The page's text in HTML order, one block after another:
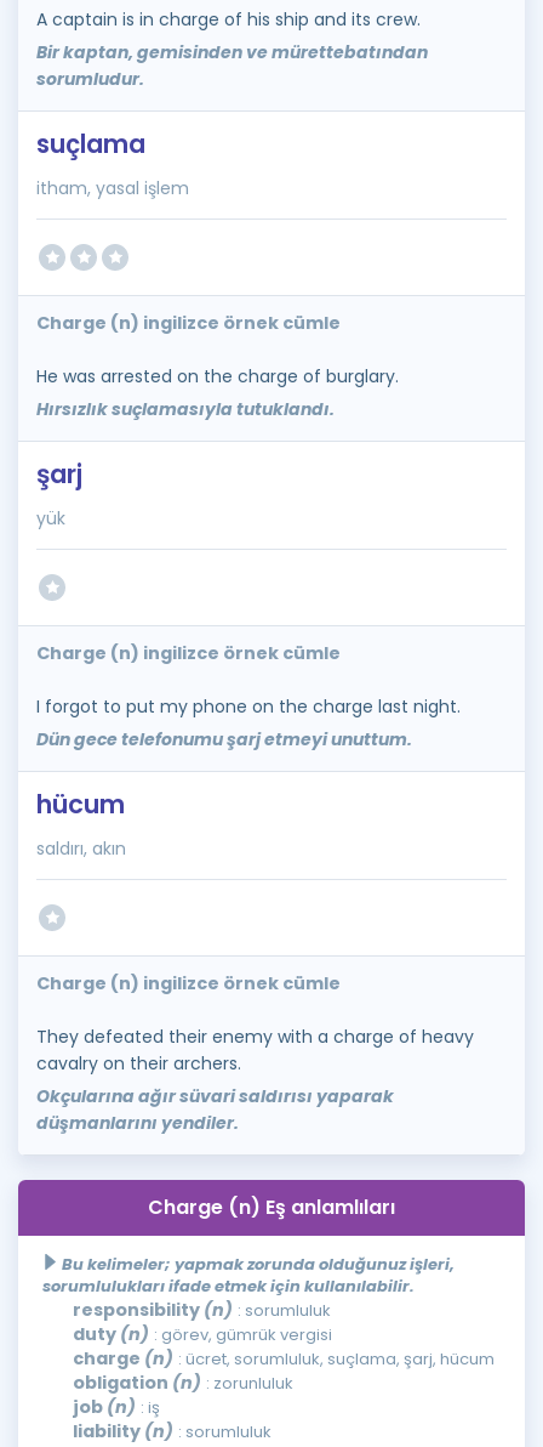
A captain is in charge of his ship and its crew.
Bir kaptan, gemisinden ve mürettebatından
sorumludur.
suçlama
itham, yasal işlem
Charge (n) ingilizce örnek cümle
He was arrested on the charge of burglary.
Hırsızlık suçlamasıyla tutuklandı.
şarj
yük
Charge (n) ingilizce örnek cümle
I forgot to put my phone on the charge last night.
Dün gece telefonumu şarj etmeyi unuttum.
hücum
saldırı, akın
Charge (n) ingilizce örnek cümle
They defeated their enemy with a charge of heavy
cavalry on their archers.
Okçularına ağır süvari saldırısı yaparak
düşmanlarını yendiler.
Charge (n) Eş anlamlıları
Bu kelimeler; yapmak zorunda olduğunuz işleri,
sorumlulukları ifade etmek için kullanılabilir.
responsibility (n) : sorumluluk
duty (n) : görev, gümrük vergisi
charge (n) : ücret, sorumluluk, suçlama, şarj, hücum
obligation (n) : zorunluluk
job (n) : iş
liability (n) : sorumluluk